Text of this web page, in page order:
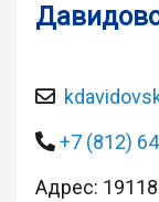
+7 (812)
Адрес: